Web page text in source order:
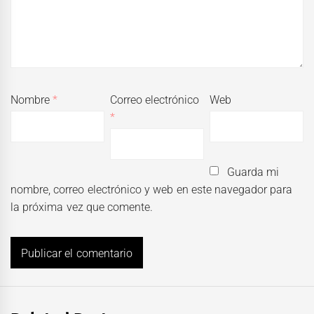
Nombre*
Correo electrónico
*
Web
Guarda mi
nombre, correo electrónico y web en este navegador para
la próxima vez que comente.